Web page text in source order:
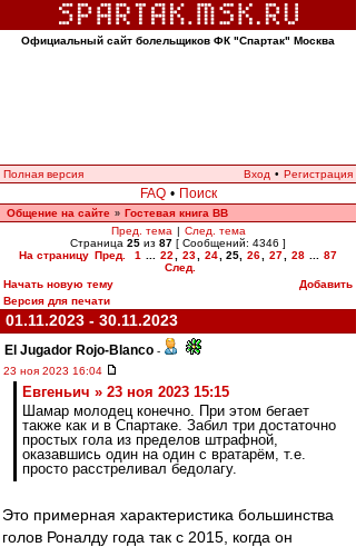
Официальный сайт болельщиков ФК "Спартак" Москва
Полная версия Вход • Регистрация
FAQ • Поиск
Общение на сайте » Гостевая книга ВВ
Пред. тема | След. тема
Страница 25 из 87 [ Сообщений: 4346 ]
На страницу Пред. 1 22 23 24 25 26 27 28
87
След.
Начать новую тему
Добавить
Версия для печати
01.11.2023 - 30.11.2023
El Jugador Rojo-Blanco -
23 ноя 2023 16:04
Евгеньич » 23 ноя 2023 15:15
Шамар молодец конечно. При этом бегает
также как и в Спартаке. Забил три достаточно
простых гола из пределов штрафной,
оказавшись один на один с вратарём, т.е.
просто расстреливал бедолагу.
Это примерная характеристика большинства
голов Роналду года так с 2015, когда он